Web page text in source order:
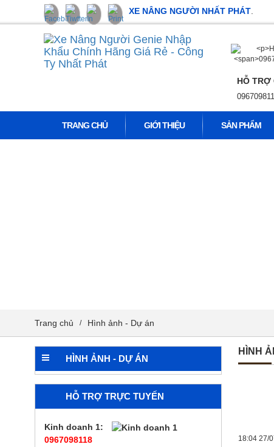
XE NÂNG NGƯỜI NHẤT PHÁT
HỖ TRỢ
TRANG CHỦ GIỚI THIỆU SẢN PHẨM
Trang chủ / Hình ảnh - Dự án
HÌNH ẢNH - DỰ ÁN
HỖ TRỢ TRỰC TUYẾN
Kinh doanh 1:
0967098118
HÌNH
18:04 27/